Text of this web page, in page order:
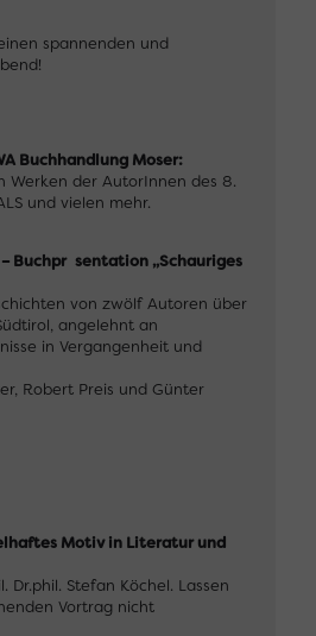
spannenden und
Buchhandlung Moser:
Werken der AutorInnen des 8.
und vielen mehr.
Buchpr sentation „Schauriges
von zwölf Autoren über
angelehnt an
in Vergangenheit und
Robert Preis und Günter
Motiv in Literatur und
Dr.phil. Stefan Köchel. Lassen
Vortrag nicht